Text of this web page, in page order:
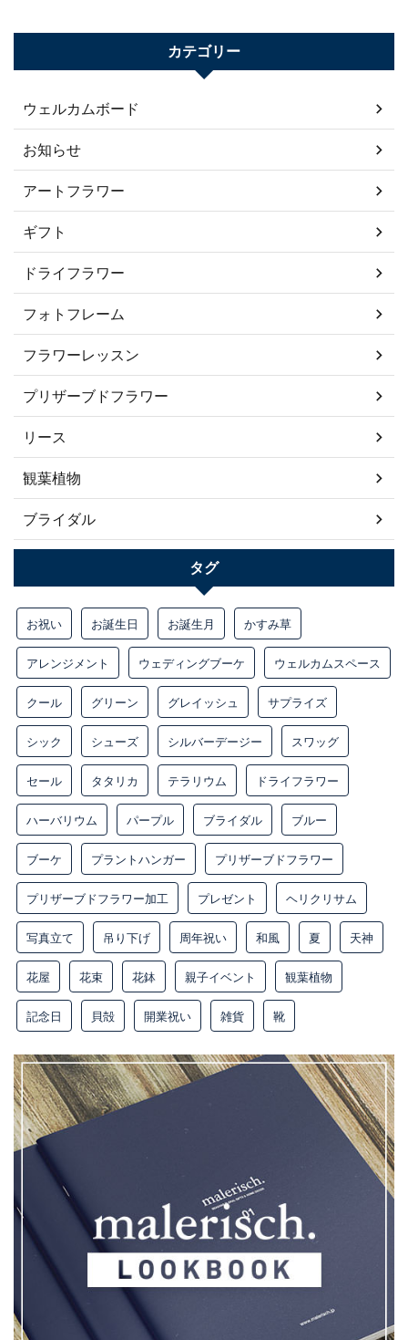
カテゴリー
ウェルカムボード
お知らせ
アートフラワー
ギフト
ドライフラワー
フォトフレーム
フラワーレッスン
プリザーブドフラワー
リース
観葉植物
ブライダル
タグ
お祝い お誕生日 お誕生月 かすみ草
アレンジメント ウェディングブーケ ウェルカムスペース
クール グリーン グレイッシュ サプライズ
シック シューズ シルバーデージー スワッグ
セール タタリカ テラリウム ドライフラワー
ハーバリウム パープル ブライダル ブルー
ブーケ プラントハンガー プリザーブドフラワー
プリザーブドフラワー加工 プレゼント ヘリクリサム
写真立て 吊り下げ 周年祝い 和風 夏 天神
花屋 花束 花鉢 親子イベント 観葉植物
記念日 貝殻 開業祝い 雑貨 靴